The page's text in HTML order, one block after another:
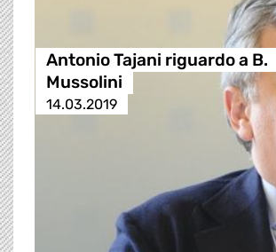
Antonio Tajani riguardo a B.
Mussolini
14.03.2019